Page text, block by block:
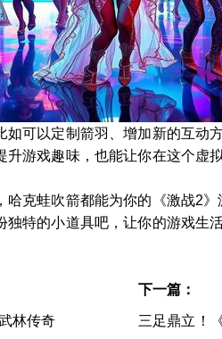
可以定制箭羽、增加新的互动
游戏趣味，也能让你在这个虚
克蛙吹箭都能为你的《激战2
特的小道具吧，让你的游戏生
林传奇
下一篇：
三足鼎立！